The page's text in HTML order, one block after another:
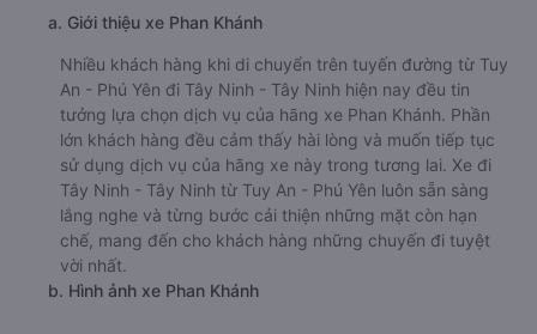
a. Giới thiệu xe Phan Khánh
Nhiều khách hàng khi di chuyển trên tuyến đường từ Tuy
An - Phú Yên đi Tây Ninh - Tây Ninh hiện nay đều tin
tưởng lựa chọn dịch vụ của hãng xe Phan Khánh. Phần
lớn khách hàng đều cảm thấy hài lòng và muốn tiếp tục
sử dụng dịch vụ của hãng xe này trong tương lai. Xe đi
Tây Ninh - Tây Ninh từ Tuy An - Phú Yên luôn sẵn sàng
lắng nghe và từng bước cải thiện những mặt còn hạn
chế, mang đến cho khách hàng những chuyến đi tuyệt
vời nhất.
b. Hình ảnh xe Phan Khánh